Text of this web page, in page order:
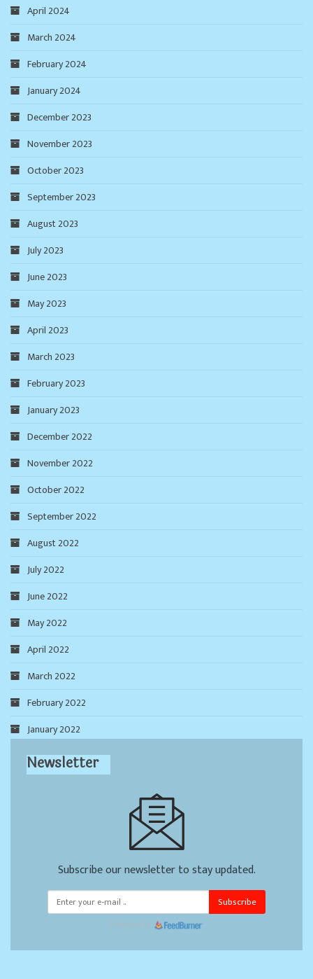
April 2024
March 2024
February 2024
January 2024
December 2023
November 2023
October 2023
September 2023
August 2023
July 2023
June 2023
May 2023
April 2023
March 2023
February 2023
January 2023
December 2022
November 2022
October 2022
September 2022
August 2022
July 2022
June 2022
May 2022
April 2022
March 2022
February 2022
January 2022
Newsletter
Subscribe our newsletter to stay updated.
Subscribe